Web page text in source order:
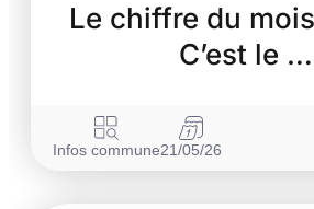
Le chiffre du
C’est le …
Infos commune21/05/26